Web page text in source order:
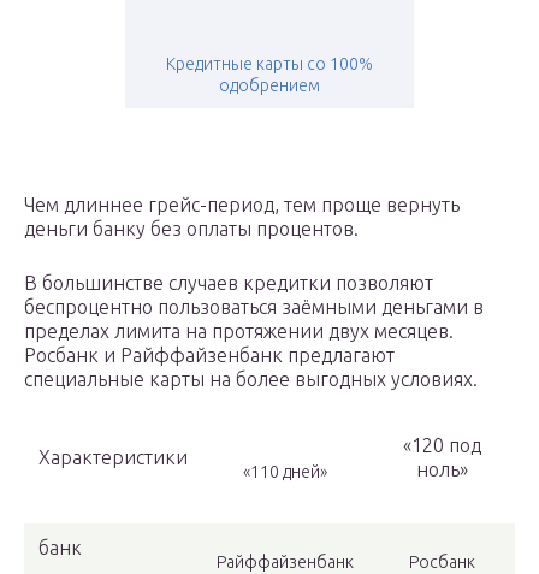
Кредитные карты со 100%
одобрением
Чем длиннее грейс-период, тем проще вернуть
деньги банку без оплаты процентов.
В большинстве случаев кредитки позволяют
беспроцентно пользоваться заёмными деньгами в
пределах лимита на протяжении двух месяцев.
Росбанк и Райффайзенбанк предлагают
специальные карты на более выгодных условиях.
Характеристики
«110 дней»
«120 под
ноль»
банк
Райффайзенбанк Росбанк